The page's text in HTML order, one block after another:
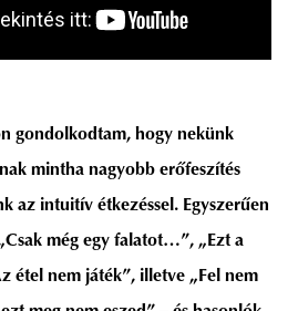
gondolkodtam, hogy nekünk
mintha nagyobb erőfeszítés
az intuitív étkezéssel. Egyszerűen
még egy falatot…”, „Ezt a
étel nem játék”, illetve „Fel nem